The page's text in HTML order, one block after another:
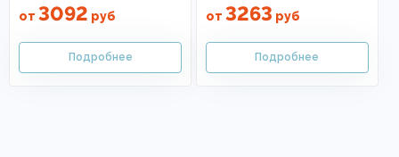
от 3092 руб от 3263 руб